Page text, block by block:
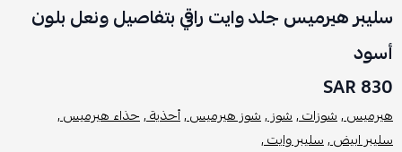
سليبر هيرميس جلد وايت راقي بتفاصيل ونعل بلون
أسود
830 SAR
هيرميس ,شوزات ,شوز ,شوز هيرميس ,أحذية ,حذاء هيرميس ,
سليبر ابيض ,سليبر وايت ,